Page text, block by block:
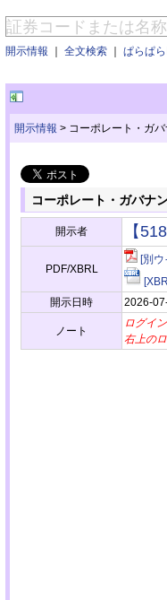
開示情報 ｜ 全文検索 ｜ ぱらぱ
開示情報 > コーポレート・ガ
コーポレート・ガバナ
開示者 【
PDF/XBRL
[別ウ
開示日時
2026-
ノート
ログイ
右上の